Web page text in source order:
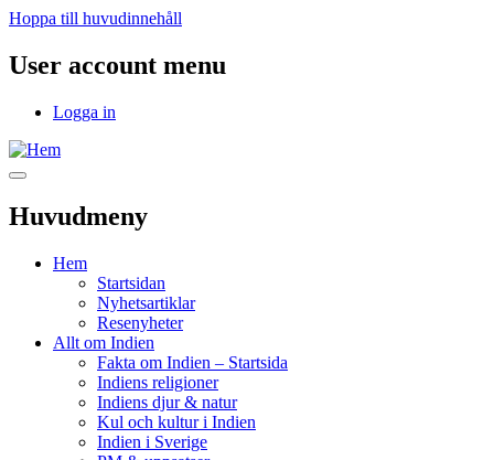
Hoppa till huvudinnehåll
User account menu
Logga in
Huvudmeny
Hem
Startsidan
Nyhetsartiklar
Resenyheter
Allt om Indien
Fakta om Indien – Startsida
Indiens religioner
Indiens djur & natur
Kul och kultur i Indien
Indien i Sverige